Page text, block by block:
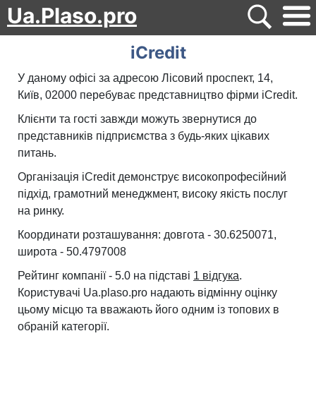
Ua.Plaso.pro
iCredit
У даному офісі за адресою Лісовий проспект, 14,
Київ, 02000 перебуває представництво фірми iCredit.
Клієнти та гості завжди можуть звернутися до
представників підприємства з будь-яких цікавих
питань.
Організація iCredit демонструє високопрофесійний
підхід, грамотний менеджмент, високу якість послуг
на ринку.
Координати розташування: довгота - 30.6250071,
широта - 50.4797008
Рейтинг компанії - 5.0 на підставі 1 відгука.
Користувачі Ua.plaso.pro надають відмінну оцінку
цьому місцю та вважають його одним із топових в
обраній категорії.